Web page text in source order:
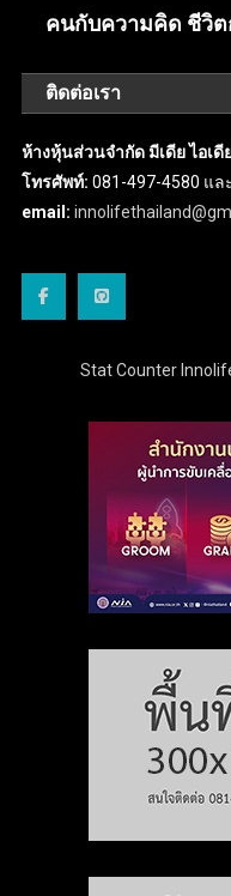
คนกับความคิด ชีวิต
ติดต่อเรา
ห้างหุ้นส่วนจำกัด มีเดีย ไอเดี
โทรศัพท์: 081-497-4580 แล
email:
Stat Counter